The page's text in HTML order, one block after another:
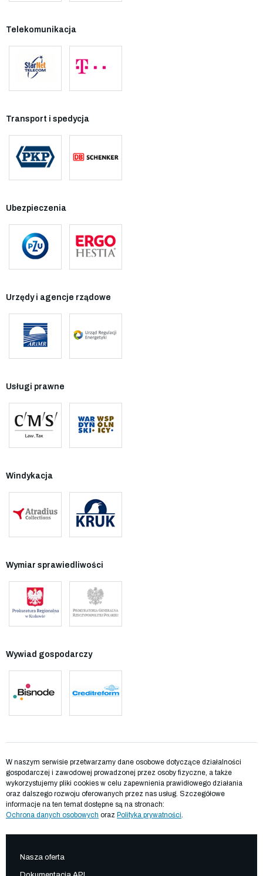
Telekomunikacja
Transport i spedycja
Ubezpieczenia
Urzędy i agencje rządowe
Usługi prawne
Windykacja
Wymiar sprawiedliwości
Wywiad gospodarczy
W naszym serwisie przetwarzamy dane osobowe dotyczące działalności
gospodarczej i zawodowej prowadzonej przez osoby fizyczne, a także
wykorzystujemy pliki cookies w celu zapewnienia prawidłowego działania
oraz dalszego rozwoju oferowanych przez nas usług. Szczegółowe
informacje na ten temat dostępne są na stronach:
Ochrona danych osobowych oraz Polityka prywatności.
Nasza oferta